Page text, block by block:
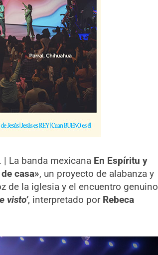
| La banda mexicana En Espíritu y
casa», un proyecto de alabanza y
de la iglesia y el encuentro genuino
visto’, interpretado por Rebeca